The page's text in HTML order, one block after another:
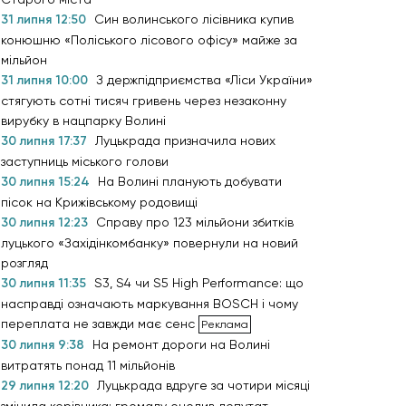
31 липня 12:50
Син волинського лісівника купив
конюшню «Поліського лісового офісу» майже за
мільйон
31 липня 10:00 З держпідприємства «Ліси України»
стягують сотні тисяч гривень через незаконну
вирубку в нацпарку Волині
30 липня 17:37
Луцькрада призначила нових
заступниць міського голови
30 липня 15:24
На Волині планують добувати
пісок на Крижівському родовищі
30 липня 12:23
Справу про 123 мільйони збитків
луцького «Західінкомбанку» повернули на новий
розгляд
30 липня 11:35 S3, S4 чи S5 High Performance: що
насправді означають маркування BOSCH і чому
переплата не завжди має сенс
30 липня 9:38
На ремонт дороги на Волині
витратять понад 11 мільйонів
29 липня 12:20 Луцькрада вдруге за чотири місяці